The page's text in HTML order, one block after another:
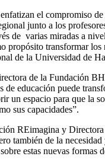
el compromiso
junto a los
de varias miradas a
transformar los
de la Universidad de
de la Fundación
de educación puede
un espacio para que la
sus capacidades”.
REimagina y
también de la
estas nuevas formas